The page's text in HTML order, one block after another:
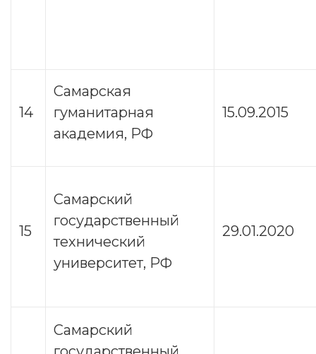
14
Самарская
гуманитарная
академия, РФ
15.09.2015
15
Самарский
государственный
технический
университет, РФ
29.01.2020
Самарский